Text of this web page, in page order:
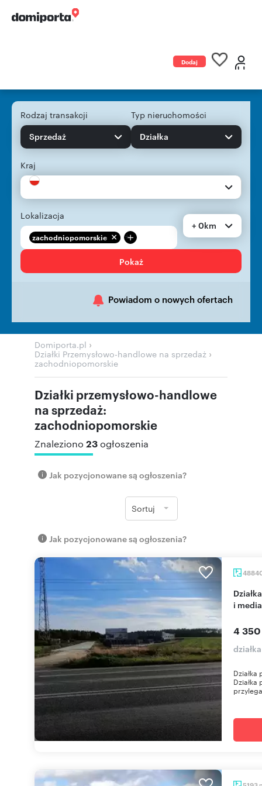
Dodaj
Rodzaj transakcji
Sprzedaż
Typ nieruchomości
Działka
Kraj
Lokalizacja
zachodniopomorskie +
+ 0km
Pokaż
Powiadom o nowych ofertach
Domiporta.pl ›
Działki Przemysłowo-handlowe na sprzedaż ›
zachodniopomorskie
Działki przemysłowo-handlowe
na sprzedaż:
zachodniopomorskie
Znaleziono 23ogłoszenia
Jak pozycjonowane są ogłoszenia?
Sortuj
Jak pozycjonowane są ogłoszenia?
Działka przemysłowa Goleniów z dostępem do S6
i
4